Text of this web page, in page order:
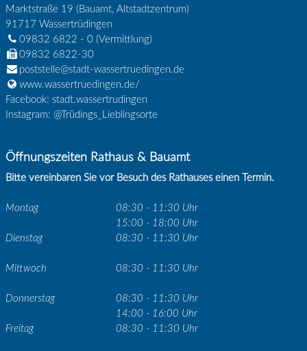
Marktstraße 19 (Bauamt, Altstadtzentrum)
91717 Wassertrüdingen
09832 6822 - 0(Vermittlung)
09832 6822-30
poststelle@stadt-wassertruedingen.de
www.wassertruedingen.de/
Facebook: stadt.wassertrudingen
Instagram: @Trüdings_Lieblingsorte
Öffnungszeiten Rathaus & Bauamt
Bitte vereinbaren Sie vor Besuch des Rathauses einen Termin.
Montag
08:30 - 11:30 Uhr
15:00 - 18:00 Uhr
Dienstag
08:30 - 11:30 Uhr
Mittwoch 08:30 - 11:30 Uhr
Donnerstag
08:30 - 11:30 Uhr
14:00 - 16:00 Uhr
Freitag
08:30 - 11:30 Uhr